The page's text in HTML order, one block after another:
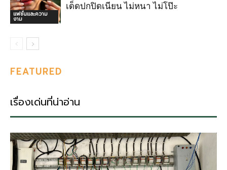
แฟชั่นและความ
งาม
เด็ดปกปิดเนียน ไม่หนา ไม่โป๊ะ
FEATURED
เรื่องเด่นที่น่าอ่าน